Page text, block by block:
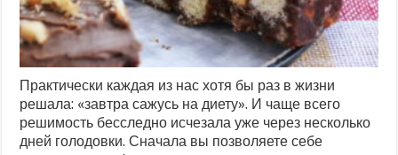
Практически каждая из нас хотя бы раз в жизни
решала: «завтра сажусь на диету». И чаще всего
решимость бесследно исчезала уже через несколько
дней голодовки. Сначала вы позволяете себе